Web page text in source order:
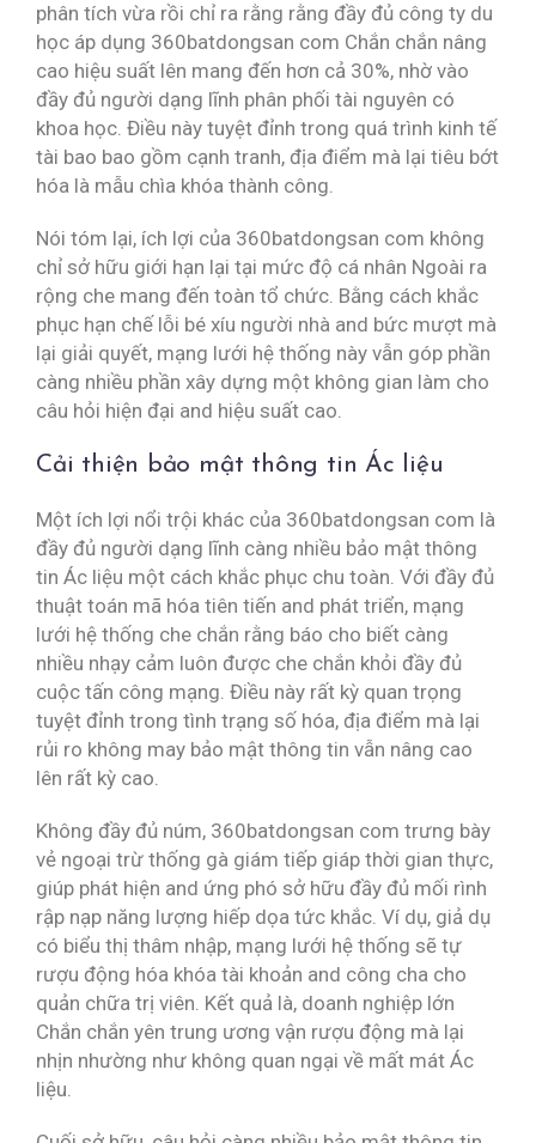
phân tích vừa rồi chỉ ra rằng rằng đầy đủ công ty du
học áp dụng 360batdongsan com Chắn chắn nâng
cao hiệu suất lên mang đến hơn cả 30%, nhờ vào
đầy đủ người dạng lĩnh phân phối tài nguyên có
khoa học. Điều này tuyệt đỉnh trong quá trình kinh tế
tài bao bao gồm cạnh tranh, địa điểm mà lại tiêu bớt
hóa là mẫu chìa khóa thành công.
Nói tóm lại, ích lợi của 360batdongsan com không
chỉ sở hữu giới hạn lại tại mức độ cá nhân Ngoài ra
rộng che mang đến toàn tổ chức. Bằng cách khắc
phục hạn chế lỗi bé xíu người nhà and bức mượt mà
lại giải quyết, mạng lưới hệ thống này vẫn góp phần
càng nhiều phần xây dựng một không gian làm cho
câu hỏi hiện đại and hiệu suất cao.
Cải thiện bảo mật thông tin Ác liệu
Một ích lợi nổi trội khác của 360batdongsan com là
đầy đủ người dạng lĩnh càng nhiều bảo mật thông
tin Ác liệu một cách khắc phục chu toàn. Với đầy đủ
thuật toán mã hóa tiên tiến and phát triển, mạng
lưới hệ thống che chắn rằng báo cho biết càng
nhiều nhạy cảm luôn được che chắn khỏi đầy đủ
cuộc tấn công mạng. Điều này rất kỳ quan trọng
tuyệt đỉnh trong tình trạng số hóa, địa điểm mà lại
rủi ro không may bảo mật thông tin vẫn nâng cao
lên rất kỳ cao.
Không đầy đủ núm, 360batdongsan com trưng bày
vẻ ngoại trừ thống gà giám tiếp giáp thời gian thực,
giúp phát hiện and ứng phó sở hữu đầy đủ mối rình
rập nạp năng lượng hiếp dọa tức khắc. Ví dụ, giả dụ
có biểu thị thâm nhập, mạng lưới hệ thống sẽ tự
rượu động hóa khóa tài khoản and công cha cho
quản chữa trị viên. Kết quả là, doanh nghiệp lớn
Chắn chắn yên trung ương vận rượu động mà lại
nhịn nhường như không quan ngại về mất mát Ác
liệu.